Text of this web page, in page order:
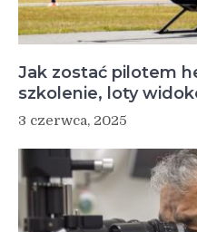
Jak zostać pilotem
szkolenie, loty
3 czerwca, 2025